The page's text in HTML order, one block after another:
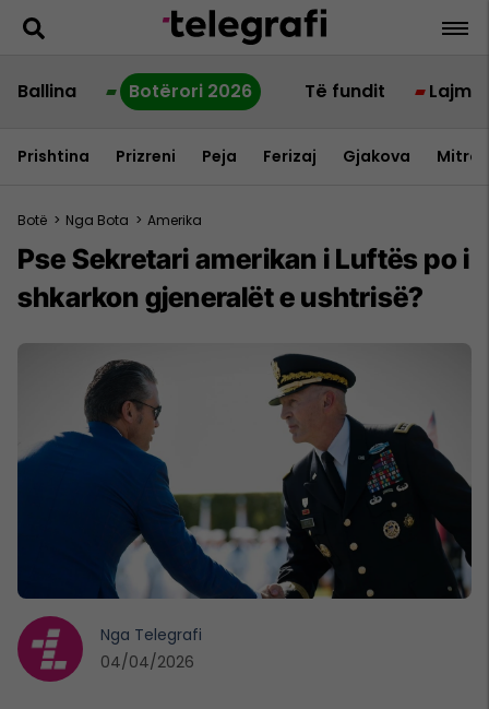
Ballina Botërori 2026 Të fundit Lajme
Prishtina Prizreni Peja Ferizaj Gjakova
Botë > Nga Bota > Amerika
Pse Sekretari amerikan i Luftës po i
shkarkon gjeneralët e ushtrisë?
Nga Telegrafi
04/04/2026